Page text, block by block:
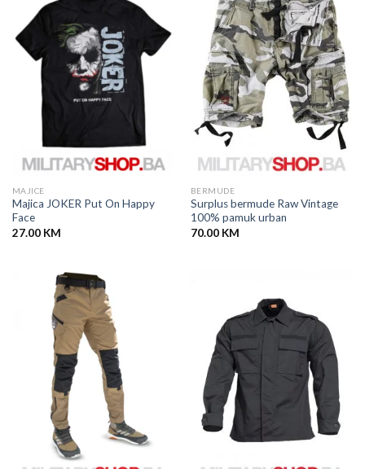
MAJICE
Majica JOKER Put On Happy
Face
27.00 KM
BERMUDE
Surplus bermude Raw Vintage
100% pamuk urban
70.00 KM